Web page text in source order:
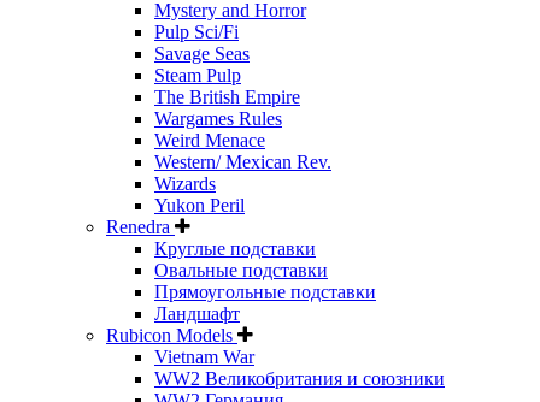
Mystery and Horror
Pulp Sci/Fi
Savage Seas
Steam Pulp
The British Empire
Wargames Rules
Weird Menace
Western/ Mexican Rev.
Wizards
Yukon Peril
Renedra
Круглые подставки
Овальные подставки
Прямоугольные подставки
Ландшафт
Rubicon Models
Vietnam War
WW2 Великобритания и союзники